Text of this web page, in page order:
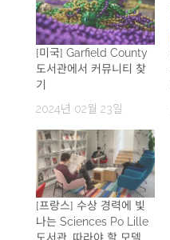
[미국] Garfield County
도서관에서 커뮤니티 찾
기
2024년 02월 23일
[프랑스] 수상 경력에 빛
나는 Sciences Po Lille